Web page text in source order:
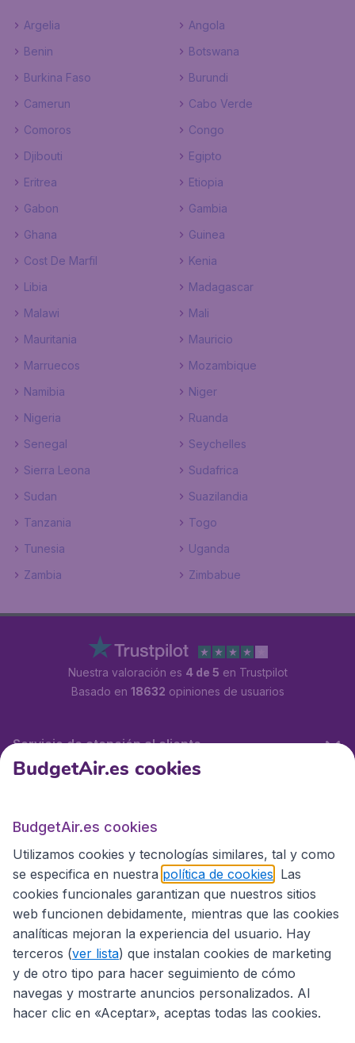
Argelia
Angola
Benin
Botswana
Burkina Faso
Burundi
Camerun
Cabo Verde
Comoros
Congo
Djibouti
Egipto
Eritrea
Etiopia
Gabon
Gambia
Ghana
Guinea
Cost De Marfil
Kenia
Libia
Madagascar
Malawi
Mali
Mauritania
Mauricio
Marruecos
Mozambique
Namibia
Niger
Nigeria
Ruanda
Senegal
Seychelles
Sierra Leona
Sudafrica
Sudan
Suazilandia
Tanzania
Togo
Tunesia
Uganda
Zambia
Zimbabue
Nuestra valoración es 4 de 5 en Trustpilot
Basado en 18632 opiniones de usuarios
Servicio de atención al cliente
Sitios internacionales
BudgetAir.es cookies
BudgetAir.es cookies
Utilizamos cookies y tecnologías similares, tal y como
se especifica en nuestra política de cookies . Las
cookies funcionales garantizan que nuestros sitios
web funcionen debidamente, mientras que las cookies
analíticas mejoran la experiencia del usuario. Hay
terceros (ver lista) que instalan cookies de marketing
y de otro tipo para hacer seguimiento de cómo
navegas y mostrarte anuncios personalizados. Al
hacer clic en «Aceptar», aceptas todas las cookies.